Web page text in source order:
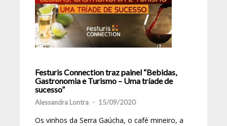
Festuris Connection traz painel “Bebidas,
Gastronomia e Turismo – Uma tríade de
sucesso”
Alessandra Lontra - 15/09/2020
Os vinhos da Serra Gaúcha, o café mineiro, a